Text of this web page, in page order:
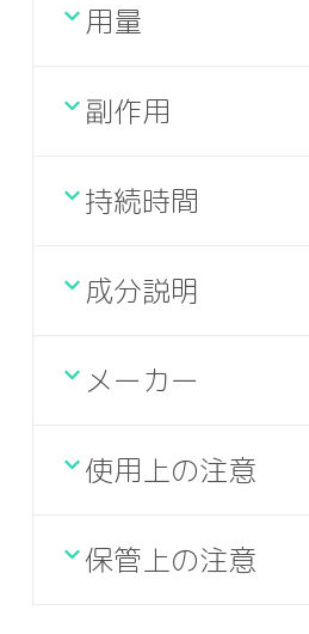
用量
副作用
持続時間
成分説明
メーカー
使用上の注意
保管上の注意